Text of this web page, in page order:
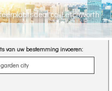
op Letchworth
van uw bestemming invoeren: